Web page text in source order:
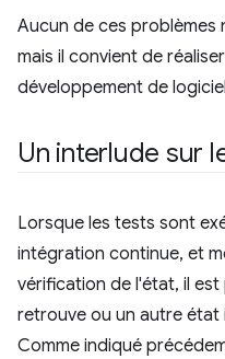
Aucun de ces problèmes
mais il convient de
développement de
Un interlude sur
Lorsque les tests sont
intégration continue, et
vérification de l'état, il
retrouve ou un autre
Comme indiqué